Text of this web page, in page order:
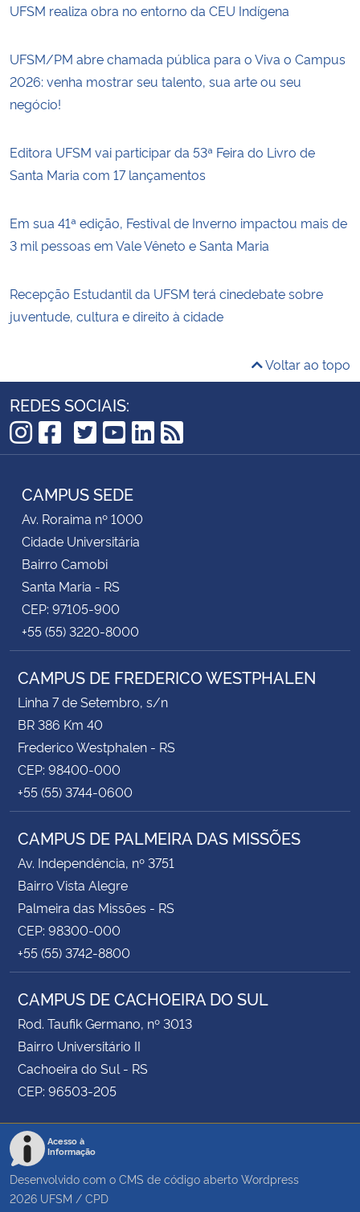
UFSM realiza obra no entorno da CEU Indígena
UFSM/PM abre chamada pública para o Viva o Campus
2026: venha mostrar seu talento, sua arte ou seu
negócio!
Editora UFSM vai participar da 53ª Feira do Livro de
Santa Maria com 17 lançamentos
Em sua 41ª edição, Festival de Inverno impactou mais de
3 mil pessoas em Vale Vêneto e Santa Maria
Recepção Estudantil da UFSM terá cinedebate sobre
juventude, cultura e direito à cidade
Voltar ao topo
REDES SOCIAIS:
Instagram
Facebook
TikTok
Twitter
YouTube
LinkedIn
RSS
CAMPUS SEDE
Av. Roraima nº 1000
Cidade Universitária
Bairro Camobi
Santa Maria - RS
CEP: 97105-900
+55 (55) 3220-8000
CAMPUS DE FREDERICO WESTPHALEN
Linha 7 de Setembro, s/n
BR 386 Km 40
Frederico Westphalen - RS
CEP: 98400-000
+55 (55) 3744-0600
CAMPUS DE PALMEIRA DAS MISSÕES
Av. Independência, nº 3751
Bairro Vista Alegre
Palmeira das Missões - RS
CEP: 98300-000
+55 (55) 3742-8800
CAMPUS DE CACHOEIRA DO SUL
Rod. Taufik Germano, nº 3013
Bairro Universitário II
Cachoeira do Sul - RS
CEP: 96503-205
Acesso à
Informação
Desenvolvido com o CMS de código aberto Wordpress
2026 UFSM / CPD